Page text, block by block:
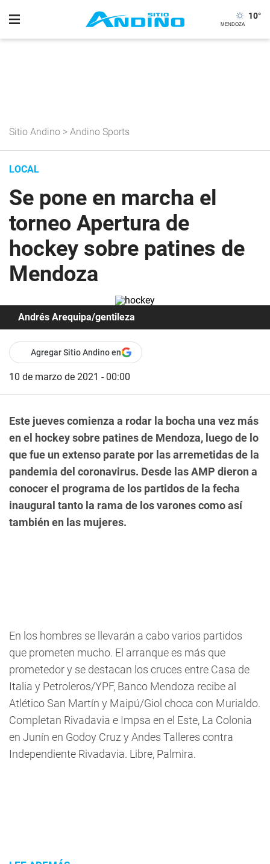
10°
Sitio Andino > Andino Sports
LOCAL
Se pone en marcha el
torneo Apertura de
hockey sobre patines de
Mendoza
Andrés Arequipa/gentileza
Agregar Sitio Andino en
10 de marzo de 2021 - 00:00
Este jueves comienza a rodar la bocha una vez más
en el hockey sobre patines de Mendoza, luego de lo
que fue un extenso parate por las arremetidas de la
pandemia del coronavirus. Desde las AMP dieron a
conocer el programa de los partidos de la fecha
inaugural tanto la rama de los varones como así
también en las mujeres.
En los hombres se llevarán a cabo varios partidos
que prometen mucho. El arranque es más que
prometedor y se destacan los cruces entre Casa de
Italia y Petroleros/YPF, Banco Mendoza recibe al
Atlético San Martín y Maipú/Giol choca con Murialdo.
Completan Rivadavia e Impsa en el Este, La Colonia
en Junín en Godoy Cruz y Andes Talleres contra
Independiente Rivadavia. Libre, Palmira.